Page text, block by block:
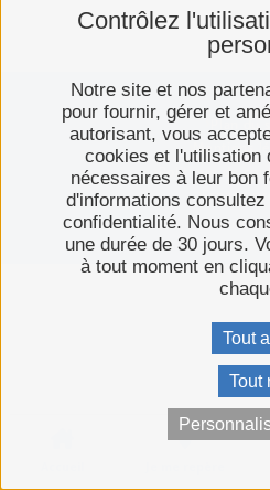
Mentions
Politique de
Espace
C-toucom
Contrôlez
Notre site et nos
pour fournir, gérer et
autorisant, vous
cookies et l'utilisation
nécessaires à leur bon
d'informations
confidentialité. Nous
une durée de 30 jours.
à tout moment en
Tout
Tout